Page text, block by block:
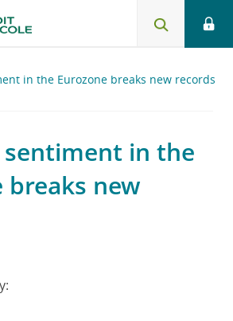
in the Eurozone breaks new records
sentiment in the
breaks new